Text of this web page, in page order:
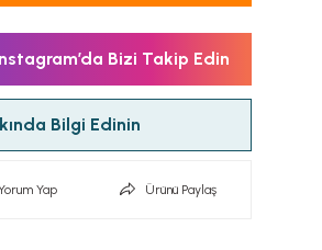
Bizi Takip Edin
Bilgi Edinin
Yap Ürünü Paylaş